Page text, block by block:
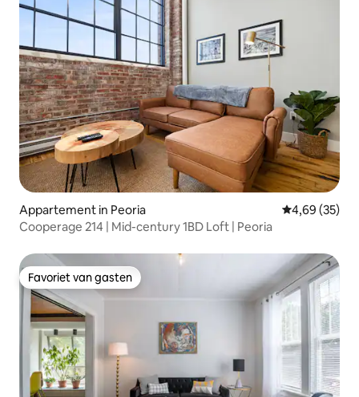
Appartement in Peoria Gemiddelde
4,69 (35)
Cooperage 214 | Mid-century 1BD Loft | Peoria
Favoriet van gasten
Favoriet van gasten